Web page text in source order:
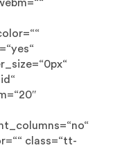
class=“tt-